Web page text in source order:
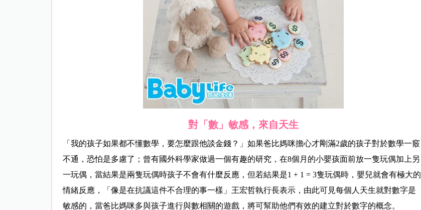
對「數」敏感，來自天生
「我的孩子如果都不懂數學，要怎麼跟他談金錢？」如果爸比媽咪擔心才剛滿2歲的孩子對於數學一竅
不通，恐怕是多慮了；曾有國外科學家做過一個有趣的研究，在8個月的小嬰孩面前放一隻玩偶加上另
一玩偶，當結果是兩隻玩偶時孩子不會有什麼反應，但若結果是1 + 1 = 3隻玩偶時，嬰兒就會有極大的
情緒反應，「像是在抗議這件不合理的事一樣」王宏哲執行長表示，由此可見每個人天生就對數字是
敏感的，當爸比媽咪多與孩子進行與數相關的遊戲，將可幫助他們有效的建立對於數字的概念。